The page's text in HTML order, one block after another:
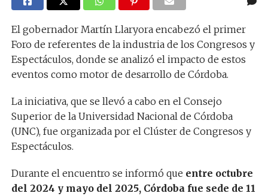
El gobernador Martín Llaryora encabezó el primer
Foro de referentes de la industria de los Congresos y
Espectáculos, donde se analizó el impacto de estos
eventos como motor de desarrollo de Córdoba.
La iniciativa, que se llevó a cabo en el Consejo
Superior de la Universidad Nacional de Córdoba
(UNC), fue organizada por el Clúster de Congresos y
Espectáculos.
Durante el encuentro se informó que entre octubre
del 2024 y mayo del 2025, Córdoba fue sede de 11